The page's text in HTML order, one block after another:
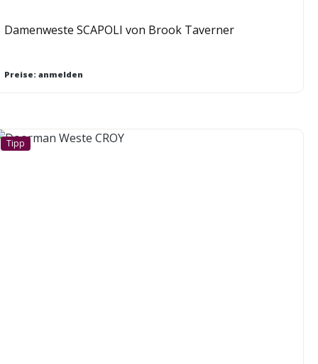
Damenweste SCAPOLI von Brook Taverner
Preise: anmelden
Tipp